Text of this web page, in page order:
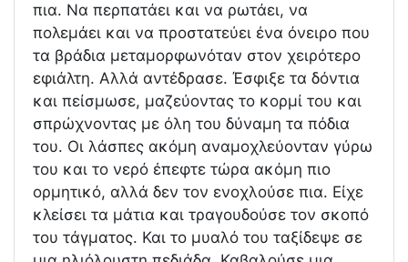
πια. Να περπατάει και να ρωτάει, να
πολεμάει και να προστατεύει ένα όνειρο που
τα βράδια μεταμορφωνόταν στον χειρότερο
εφιάλτη. Αλλά αντέδρασε. Έσφιξε τα δόντια
και πείσμωσε, μαζεύοντας το κορμί του και
σπρώχνοντας με όλη του δύναμη τα πόδια
του. Οι λάσπες ακόμη αναμοχλεύονταν γύρω
του και το νερό έπεφτε τώρα ακόμη πιο
ορμητικό, αλλά δεν τον ενοχλούσε πια. Είχε
κλείσει τα μάτια και τραγουδούσε τον σκοπό
του τάγματος. Και το μυαλό του ταξίδεψε σε